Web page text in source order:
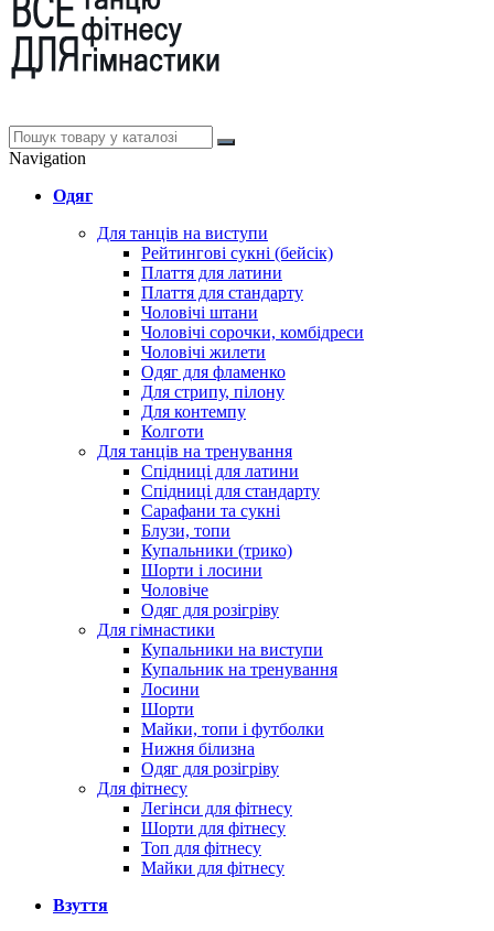
Navigation
Одяг
Для танців на виступи
Рейтингові сукні (бейсік)
Плаття для латини
Плаття для стандарту
Чоловічі штани
Чоловічі сорочки, комбідреси
Чоловічі жилети
Одяг для фламенко
Для стрипу, пілону
Для контемпу
Колготи
Для танців на тренування
Спідниці для латини
Спідниці для стандарту
Сарафани та сукні
Блузи, топи
Купальники (трико)
Шорти і лосини
Чоловіче
Одяг для розігріву
Для гімнастики
Купальники на виступи
Купальник на тренування
Лосини
Шорти
Майки, топи і футболки
Нижня білизна
Одяг для розігріву
Для фітнесу
Легінси для фітнесу
Шорти для фітнесу
Топ для фітнесу
Майки для фітнесу
Взуття